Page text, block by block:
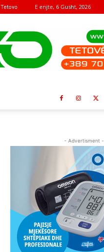
Tetovo E enjte, 6 Gusht, 2026
- Advertisment -